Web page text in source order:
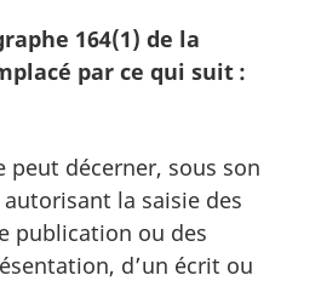
164(1) de la
par ce qui suit :
peut décerner, sous son
la saisie des
publication ou des
d’un écrit ou